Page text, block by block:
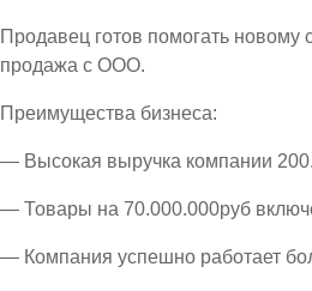
Продавец готов помогать новому
продажа с ООО.
Преимущества бизнеса:
— Высокая выручка компании
— Товары на 70.000.000руб
— Компания успешно работает